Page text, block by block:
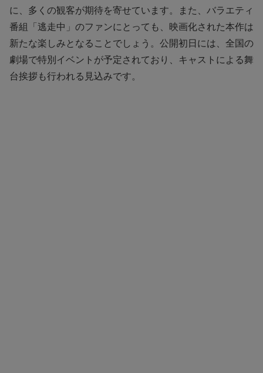
に、多くの観客が期待を寄せています。また、バラエティ
番組「逃走中」のファンにとっても、映画化された本作は
新たな楽しみとなることでしょう。公開初日には、全国の
劇場で特別イベントが予定されており、キャストによる舞
台挨拶も行われる見込みです。